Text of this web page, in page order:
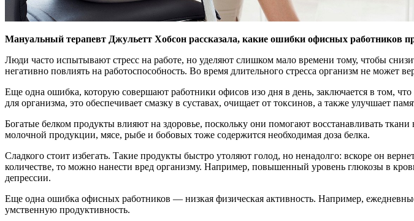
Мануальный терапевт Джульетт Хобсон рассказала, какие ошибки офисных работников
Люди часто испытывают стресс на работе, но уделяют слишком мало времени тому, чтобы
негативно повлиять на работоспособность. Во время длительного стресса организм не
Еще одна ошибка, которую совершают работники офисов изо дня в день, заключается в том,
для организма, это обеспечивает смазку в суставах, очищает от токсинов, а также улучшает
Богатые белком продукты влияют на здоровье, поскольку они помогают восстанавливать
молочной продукции, мясе, рыбе и бобовых тоже содержится необходимая доза белка.
Сладкого стоит избегать. Такие продукты быстро утоляют голод, но ненадолго: вскоре он
количестве, то можно нанести вред организму. Например, повышенный уровень глюкозы в
депрессии.
Еще одна ошибка офисных работников — низкая физическая активность. Например,
умственную продуктивность.